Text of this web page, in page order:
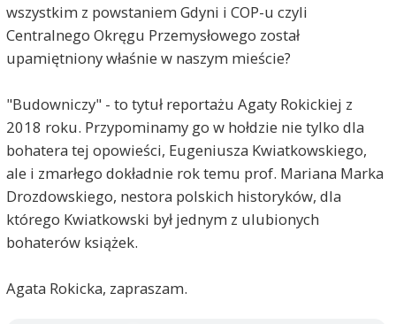
wszystkim z powstaniem Gdyni i COP-u czyli
Centralnego Okręgu Przemysłowego został
upamiętniony właśnie w naszym mieście?
"Budowniczy" - to tytuł reportażu Agaty Rokickiej z
2018 roku. Przypominamy go w hołdzie nie tylko dla
bohatera tej opowieści, Eugeniusza Kwiatkowskiego,
ale i zmarłego dokładnie rok temu prof. Mariana Marka
Drozdowskiego, nestora polskich historyków, dla
którego Kwiatkowski był jednym z ulubionych
bohaterów książek.
Agata Rokicka, zapraszam.